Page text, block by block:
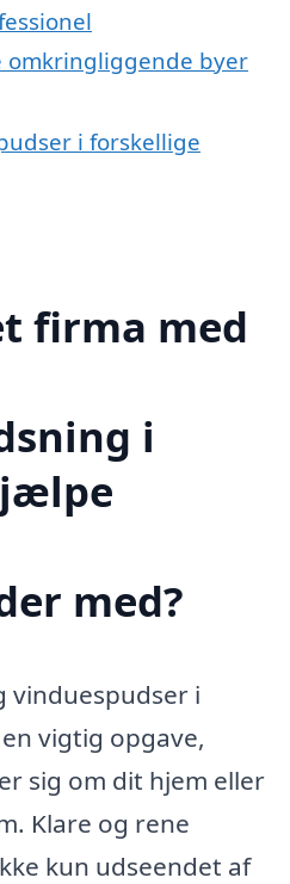
omkringliggende byer
i forskellige
firma med
i
med?
vinduespudser i
vigtig opgave,
sig om dit hjem eller
Klare og rene
kun udseendet af